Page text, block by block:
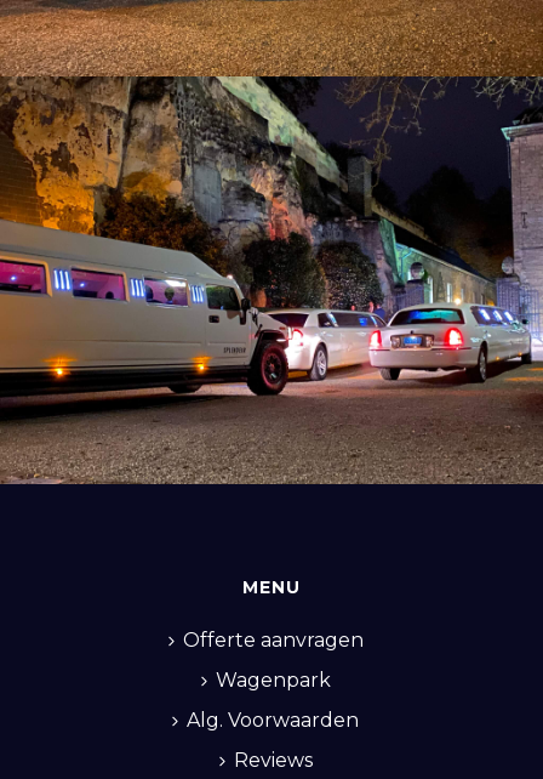
MENU
Offerte aanvragen
Wagenpark
Alg. Voorwaarden
Reviews